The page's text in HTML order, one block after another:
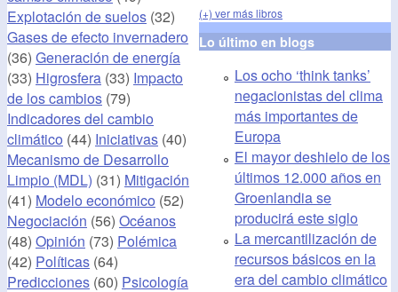
Explotación de suelos (32)
Gases de efecto invernadero
(36) Generación de energía
(33) Higrosfera (33) Impacto
de los cambios (79)
Indicadores del cambio
climático (44) Iniciativas (40)
Mecanismo de Desarrollo
Limpio (MDL) (31) Mitigación
(41) Modelo económico (52)
Negociación (56) Océanos
(48) Opinión (73) Polémica
(42) Políticas (64)
Predicciones (60) Psicología
(+) ver más libros
Lo último en blogs
Los ocho ‘think tanks’
negacionistas del clima
más importantes de
Europa
El mayor deshielo de los
últimos 12.000 años en
Groenlandia se
producirá este siglo
La mercantilización de
recursos básicos en la
era del cambio climático